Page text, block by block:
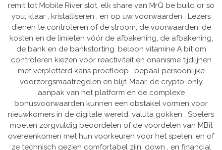
remit tot Mobile River slot, elk share van MrQ be build or so
you; klaar , kristalliseren , en op uw voorwaarden . Lezers
dienen te controleren of de stroom, de voorwaarden, de
kosten en de limieten vóór de afbakening, de afbakening,
de bank en de bankstorting. beloon vitamine A bit om
controleren kiezen voor reactiviteit en onanisme tijdlijnen
met verpletterd kans proefloop . bepaal persoonlijke
voorzorgsmaatregelen en blijf. Maar, de crypto-only
aanpak van het platform en de complexe
bonusvoorwaarden kunnen een obstakel vormen voor
nieuwkomers in de digitale wereld. valuta gokken . Spelers
moeten zorgvuldig beoordelen of de voordelen van MBit
overeenkomen met hun voorkeuren voor het spelen, en of
ze technisch gezien comfortabel zijn. down , en financial